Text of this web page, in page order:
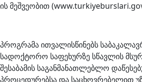
ის მეშვეობით
პროგრამა ითვალისწინებს
სადოქტორო საფეხურზე სწავლის
შესაბამის საგანმანათლებლო
პროცედურებსა და საცხოვრებელით